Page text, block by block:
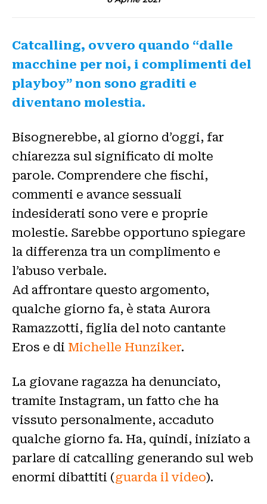
Catcalling, ovvero quando “dalle
macchine per noi, i complimenti del
playboy” non sono graditi e
diventano molestia.
Bisognerebbe, al giorno d’oggi, far
chiarezza sul significato di molte
parole. Comprendere che fischi,
commenti e avance sessuali
indesiderati sono vere e proprie
molestie. Sarebbe opportuno spiegare
la differenza tra un complimento e
l’abuso verbale.
Ad affrontare questo argomento,
qualche giorno fa, è stata Aurora
Ramazzotti, figlia del noto cantante
Eros e di Michelle Hunziker.
La giovane ragazza ha denunciato,
tramite Instagram, un fatto che ha
vissuto personalmente, accaduto
qualche giorno fa. Ha, quindi, iniziato a
parlare di catcalling generando sul web
enormi dibattiti (guarda il video).